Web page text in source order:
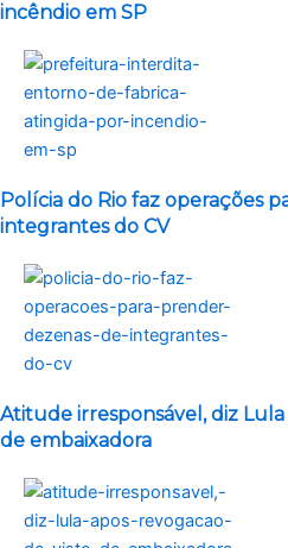
incêndio em SP
Polícia do Rio faz operações
integrantes do CV
Atitude irresponsável, diz
de embaixadora